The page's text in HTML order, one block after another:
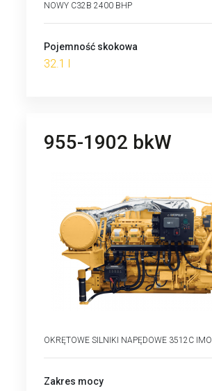
NOWY C32B 2400 BHP
Pojemność skokowa
32.1 l
955-1902 bkW
OKRĘTOWE SILNIKI NAPĘDOWE 3512C IMOII
Zakres mocy